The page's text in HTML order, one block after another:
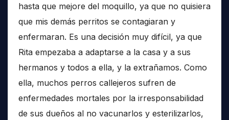
hasta que mejore del moquillo, ya que no quisiera
que mis demás perritos se contagiaran y
enfermaran. Es una decisión muy difícil, ya que
Rita empezaba a adaptarse a la casa y a sus
hermanos y todos a ella, y la extrañamos. Como
ella, muchos perros callejeros sufren de
enfermedades mortales por la irresponsabilidad
de sus dueños al no vacunarlos y esterilizarlos,